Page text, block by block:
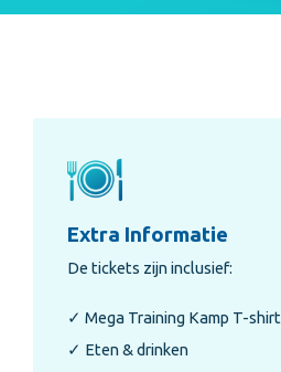
Extra Informatie
De tickets zijn inclusief:
✓ Mega Training Kamp T-shirt
✓ Eten & drinken